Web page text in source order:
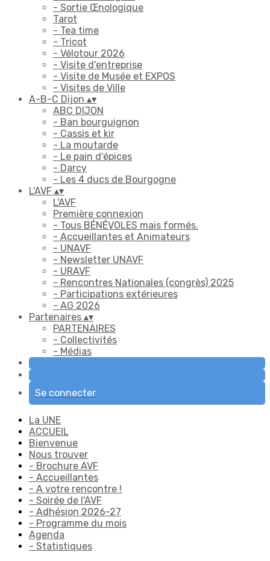
- Sortie Œnologique
Tarot
- Tea time
- Tricot
- Vélotour 2026
- Visite d'entreprise
- Visite de Musée et EXPOS
- Visites de Ville
A-B-C Dijon ▴▾
ABC DIJON
- Ban bourguignon
- Cassis et kir
- La moutarde
- Le pain d'épices
- Darcy
- Les 4 ducs de Bourgogne
L'AVF ▴▾
L'AVF
Première connexion
- Tous BÉNÉVOLES mais formés.
- Accueillantes et Animateurs
- UNAVF
- Newsletter UNAVF
- URAVF
- Rencontres Nationales (congrès) 2025
- Participations extérieures
- AG 2026
Partenaires ▴▾
PARTENAIRES
- Collectivités
- Médias
Se connecter
La UNE
ACCUEIL
Bienvenue
Nous trouver
- Brochure AVF
- Accueillantes
- A votre rencontre !
- Soirée de l'AVF
- Adhésion 2026-27
- Programme du mois
Agenda
- Statistiques